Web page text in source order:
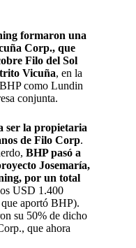
formaron una
Corp., que
Filo del Sol
Vicuña, en la
como Lundin
conjunta.
ser la propietaria
de Filo Corp.
BHP pasó a
Josemaría,
por un total
USD 1.400
aportó BHP).
su 50% de dicho
que ahora